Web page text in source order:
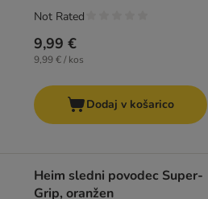
9,99 €
9,99 € / kos
Not Rated
Dodaj v košarico
Heim sledni povodec Super-
Grip, oranžen